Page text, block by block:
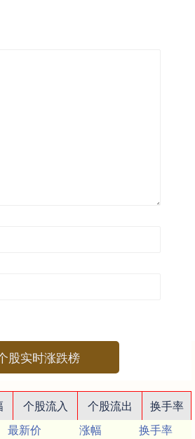
股实时涨跌榜
个股流入 个股流出
换手率
最新价 涨幅
换手率